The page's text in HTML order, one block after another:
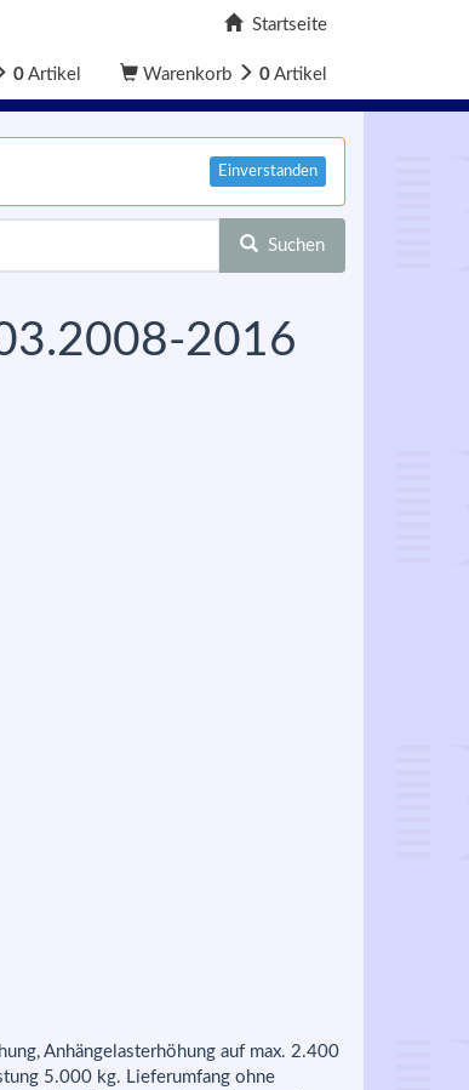
Startseite
0 Artikel Warenkorb 0 Artikel
Einverstanden
Suchen
2016
Anhängelasterhöhung auf max. 2.400
5.000 kg. Lieferumfang ohne